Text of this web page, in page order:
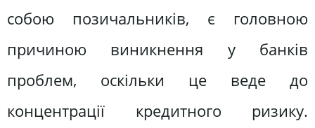
собою позичальників, є головною
причиною виникнення у банків
проблем, оскільки це веде до
концентрації кредитного ризику.